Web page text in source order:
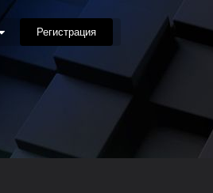
Регистрация